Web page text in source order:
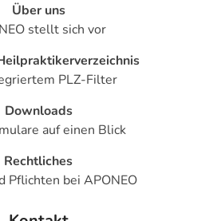
Über uns
stellt sich vor
PLZ-Filter
Downloads
auf einen Blick
Rechtliches
Pflichten bei APONEO